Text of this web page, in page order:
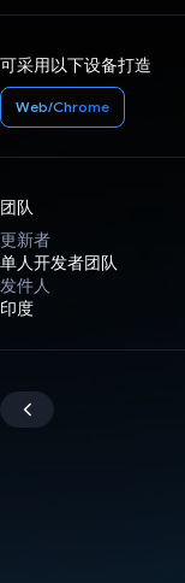
可采用以下设备打造
Web/Chrome
团队
更新者
单人开发者团队
发件人
印度